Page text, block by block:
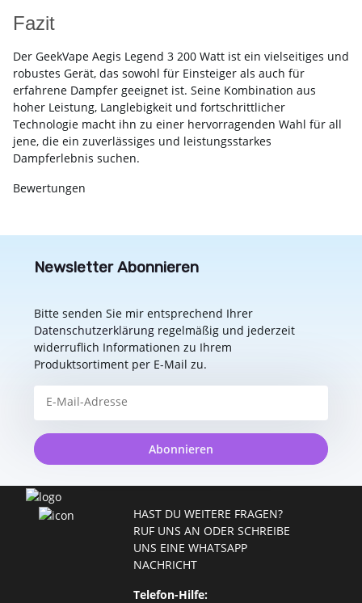
Fazit
Der GeekVape Aegis Legend 3 200 Watt ist ein vielseitiges und
robustes Gerät, das sowohl für Einsteiger als auch für
erfahrene Dampfer geeignet ist. Seine Kombination aus
hoher Leistung, Langlebigkeit und fortschrittlicher
Technologie macht ihn zu einer hervorragenden Wahl für all
jene, die ein zuverlässiges und leistungsstarkes
Dampferlebnis suchen.
Bewertungen
Newsletter Abonnieren
Bitte senden Sie mir entsprechend Ihrer
Datenschutzerklärung regelmäßig und jederzeit
widerruflich Informationen zu Ihrem
Produktsortiment per E-Mail zu.
Abonnieren
HAST DU WEITERE FRAGEN?
RUF UNS AN ODER SCHREIBE
UNS EINE WHATSAPP
NACHRICHT
Telefon-Hilfe: